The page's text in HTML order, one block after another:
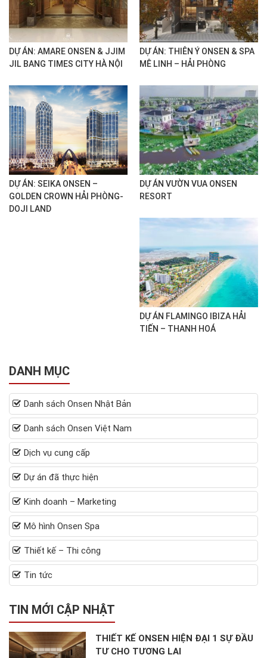
DỰ ÁN: AMARE ONSEN & JJIM
JIL BANG TIMES CITY HÀ NỘI
DỰ ÁN: THIÊN Ý ONSEN & SPA
MÊ LINH – HẢI PHÒNG
DỰ ÁN: SEIKA ONSEN –
GOLDEN CROWN HẢI PHÒNG-
DOJI LAND
DỰ ÁN VƯỜN VUA ONSEN
RESORT
DỰ ÁN FLAMINGO IBIZA HẢI
TIẾN – THANH HOÁ
DANH MỤC
Danh sách Onsen Nhật Bản
Danh sách Onsen Việt Nam
Dịch vụ cung cấp
Dự án đã thực hiện
Kinh doanh – Marketing
Mô hình Onsen Spa
Thiết kế – Thi công
Tin tức
TIN MỚI CẬP NHẬT
THIẾT KẾ ONSEN HIỆN ĐẠI 1 SỰ ĐẦU
TƯ CHO TƯƠNG LAI